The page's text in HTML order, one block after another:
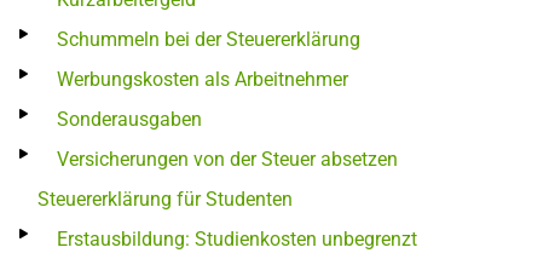
Schummeln bei der Steuererklärung
Werbungskosten als Arbeitnehmer
Sonderausgaben
Versicherungen von der Steuer absetzen
Steuererklärung für Studenten
Erstausbildung: Studienkosten unbegrenzt